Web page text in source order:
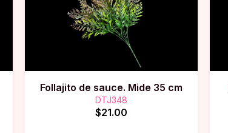
Follajito de sauce. Mide 35 cm
DTJ348
$21.00